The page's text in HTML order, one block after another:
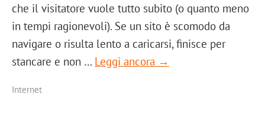
che il visitatore vuole tutto subito (o quanto meno
in tempi ragionevoli). Se un sito è scomodo da
navigare o risulta lento a caricarsi, finisce per
stancare e non … Leggi ancora →
Internet